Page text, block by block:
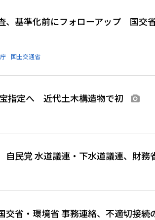
、基準化前にフォローアップ 国交
国土交通省
指定へ 近代土木構造物で初
民党 水道議連・下水道議連、財務
省・環境省 事務連絡、不適切接続